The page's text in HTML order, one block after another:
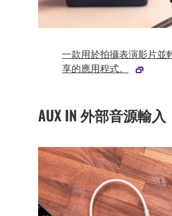
一款用於拍攝表演影片並
享的應用程式。
AUX IN 外部音源輸入